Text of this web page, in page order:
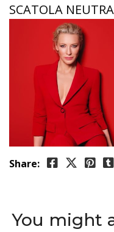
SCATOLA NEUTRA
Share:
You might